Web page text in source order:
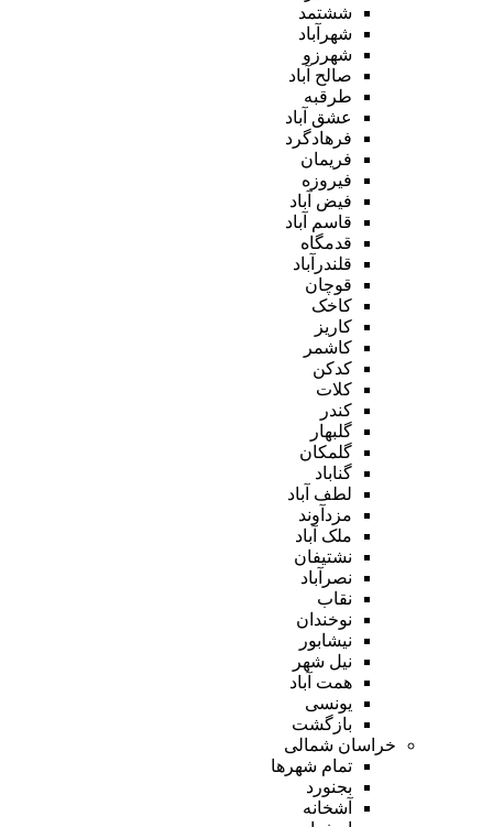
ششتمد
شهرآباد
شهرزو
صالح آباد
طرقبه
عشق آباد
فرهادگرد
فریمان
فیروزه
فیض آباد
قاسم آباد
قدمگاه
قلندرآباد
قوچان
کاخک
کاریز
کاشمر
کدکن
کلات
کندر
گلبهار
گلمکان
گناباد
لطف آباد
مزدآوند
ملک آباد
نشتیفان
نصرآباد
نقاب
نوخندان
نیشابور
نیل شهر
همت آباد
یونسی
بازگشت
خراسان شمالی
تمام شهر‌ها
بجنورد
آشخانه